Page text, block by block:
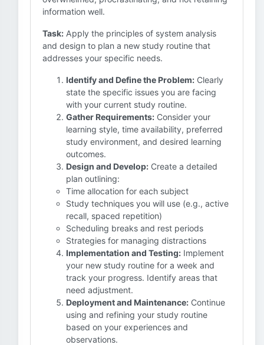
information well.
Task: Apply the principles of system analysis
and design to plan a new study routine that
addresses your specific needs.
Identify and Define the Problem: Clearly
state the specific issues you are facing
with your current study routine.
Gather Requirements: Consider your
learning style, time availability, preferred
study environment, and desired learning
outcomes.
Design and Develop: Create a detailed
plan outlining:
Time allocation for each subject
Study techniques you will use (e.g., active
recall, spaced repetition)
Scheduling breaks and rest periods
Strategies for managing distractions
Implementation and Testing: Implement
your new study routine for a week and
track your progress. Identify areas that
need adjustment.
Deployment and Maintenance: Continue
using and refining your study routine
based on your experiences and
observations.